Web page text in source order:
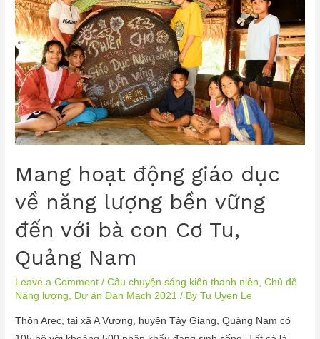
Mang hoạt động giáo dục
về năng lượng bền vững
đến với bà con Cơ Tu,
Quảng Nam
Leave a Comment /Câu chuyện sáng kiến thanh niên ,Chủ đề
Năng lượng
Dự án Đan Mạch 2021 / ByTu Uyen Le
Thôn Arec, tại xã A Vương, huyện Tây Giang, Quảng Nam có